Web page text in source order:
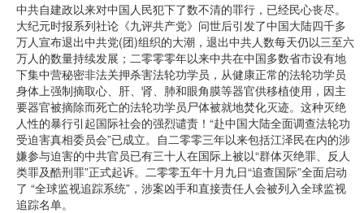
中共自建政以来对中国人民犯下了数不清的罪行，已经民心丧尽。
大纪元时报系列社论《九评共产党》问世后引发了中国大陆四千多
万人宣布退出中共党(团)组织的大潮，退出中共人数每天仍以三至六
万人的数量持续发展；二零零零年以来中共在中国多数省市设有地
下集中营秘密非法关押杀害法轮功学员，从健康正常的法轮功学员
身体上强制摘取心、肝、肾、肺和眼角膜等器官供移植使用，因主
要器官被摘除而死亡的法轮功学员尸体被就地焚化灭迹。这种灭绝
人性的暴行引起国际社会的强烈谴责！“赴中国大陆全面调查法轮功
受迫害真相委员会”已成立。自二零零三年以来包括江泽民在内的涉
嫌参与迫害的中共官员已有三十人在国际上被以“群体灭绝罪、反人
类罪及酷刑罪”正式起诉。二零零五年十月九日“追查国际”全面启动
了 “全球监视追踪系统”，涉案凶手和直接责任人会被列入全球监视
追踪名单。